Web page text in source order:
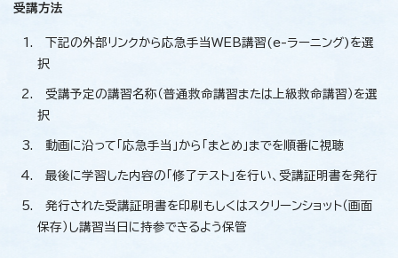
受講方法
下記の外部リンクから応急手当WEB講習(e-ラーニング)を選
択
受講予定の講習名称（普通救命講習または上級救命講習）を選
択
動画に沿って「応急手当」から「まとめ」までを順番に視聴
最後に学習した内容の「修了テスト」を行い、受講証明書を発行
発行された受講証明書を印刷もしくはスクリーンショット（画面
保存）し講習当日に持参できるよう保管